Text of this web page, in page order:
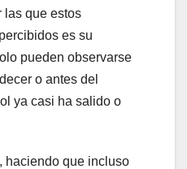
las que estos
es su
pueden observarse
o antes del
ya casi ha salido o
haciendo que incluso